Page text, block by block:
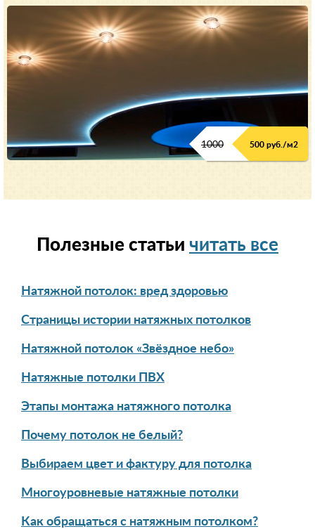
1000 500 руб./м2
Полезные статьи читать все
Натяжной потолок: вред здоровью
Страницы истории натяжных потолков
Натяжной потолок «Звёздное небо»
Натяжные потолки ПВХ
Этапы монтажа натяжного потолка
Почему потолок не белый?
Выбираем цвет и фактуру для потолка
Многоуровневые натяжные потолки
Как обращаться с натяжным потолком?